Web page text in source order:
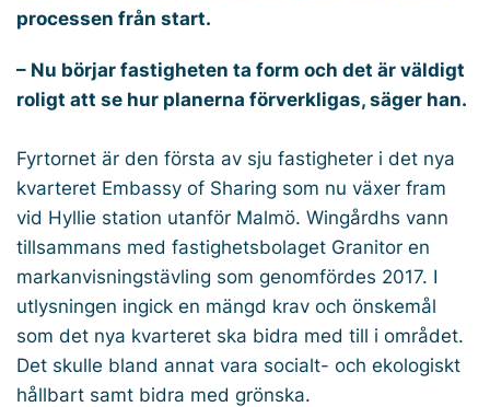
processen från start.
– Nu börjar fastigheten ta form och det är väldigt
roligt att se hur planerna förverkligas, säger han.
Fyrtornet är den första av sju fastigheter i det nya
kvarteret Embassy of Sharing som nu växer fram
vid Hyllie station utanför Malmö. Wingårdhs vann
tillsammans med fastighetsbolaget Granitor en
markanvisningstävling som genomfördes 2017. I
utlysningen ingick en mängd krav och önskemål
som det nya kvarteret ska bidra med till i området.
Det skulle bland annat vara socialt- och ekologiskt
hållbart samt bidra med grönska.